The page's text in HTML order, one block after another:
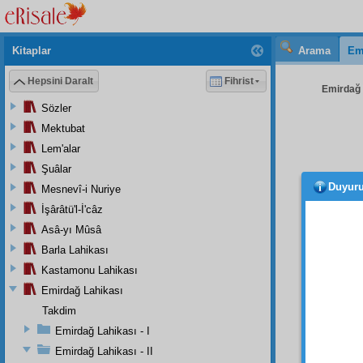
Arama
Emirdağ
hem
ve
Kitaplar
Hepsini Daralt Fihrist
Sözler
Mektubat
Lem'alar
Şuâlar
Mesnevî-i Nuriye
İşârâtü'l-İ'câz
Asâ-yı Mûsâ
Barla Lahikası
Kastamonu Lahikası
Emirdağ Lahikası
Takdim
Emirdağ Lahikası - I
Emirdağ Lahikası - II
Duyuru